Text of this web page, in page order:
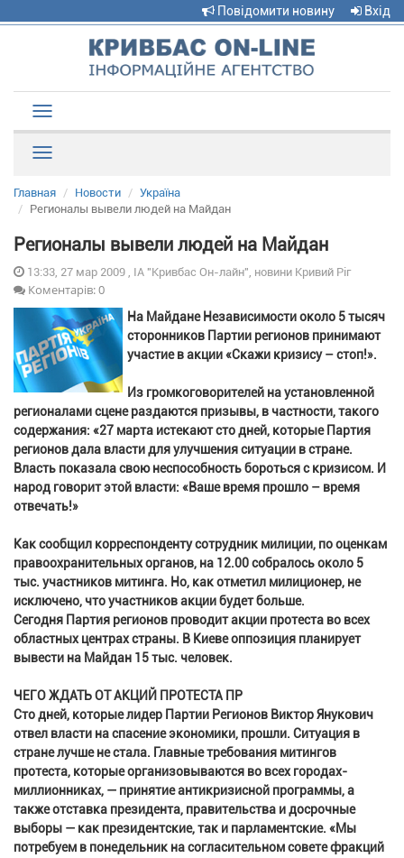
Повідомити новину Вхід
navigation
Главная Новости
Україна
Регионалы вывели людей на Майдан
Регионалы вывели людей на Майдан
13:33, 27 мар 2009 , ІА "Кривбас Он-лайн", новини Кривий Ріг
Коментарів: 0
На Майдане Независимости около 5 тысяч
сторонников Партии регионов принимают
участие в акции «Скажи кризису – стоп!».
Из громкоговорителей на установленной
регионалами сцене раздаются призывы, в частности, такого
содержания: «27 марта истекают сто дней, которые Партия
регионов дала власти для улучшения ситуации в стране.
Власть показала свою неспособность бороться с кризисом. И
народ говорит этой власти: «Ваше время прошло – время
отвечать!»
Как сообщил корреспонденту сотрудник милиции, по оценкам
правоохранительных органов, на 12.00 собралось около 5
тыс. участников митинга. Но, как отметил милиционер, не
исключено, что участников акции будет больше.
Сегодня Партия регионов проводит акции протеста во всех
областных центрах страны. В Киеве оппозиция планирует
вывести на Майдан 15 тыс. человек.
ЧЕГО ЖДАТЬ ОТ АКЦИЙ ПРОТЕСТА ПР
Сто дней, которые лидер Партии Регионов Виктор Янукович
отвел власти на спасение экономики, прошли. Ситуация в
стране лучше не стала. Главные требования митингов
протеста, которые организовываются во всех городах-
миллионниках, — принятие антикризисной программы, а
также отставка президента, правительства и досрочные
выборы — как президентские, так и парламентские. «Мы
потребуем в понедельник на согласительном совете фракций